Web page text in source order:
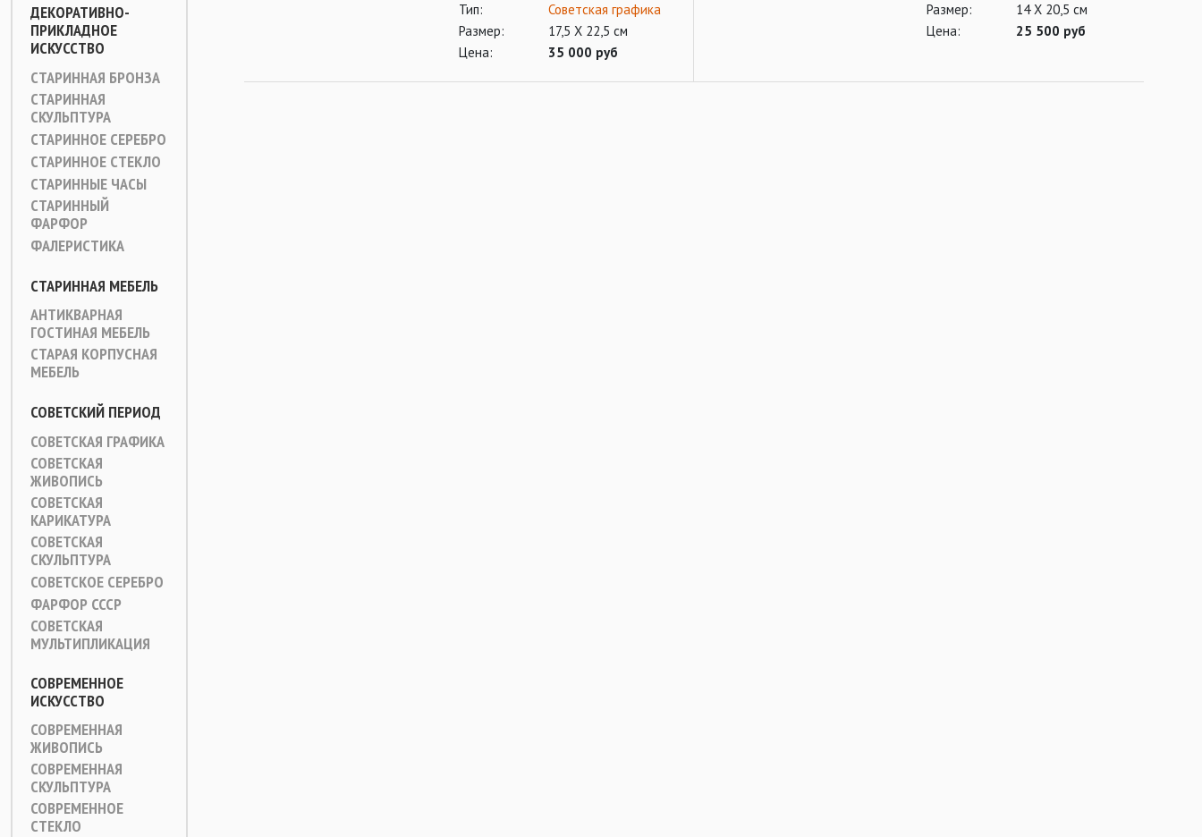
ДЕКОРАТИВНО-
ПРИКЛАДНОЕ
ИСКУССТВО
СТАРИННАЯ БРОНЗА
СТАРИННАЯ
СКУЛЬПТУРА
СТАРИННОЕ СЕРЕБРО
СТАРИННОЕ СТЕКЛО
СТАРИННЫЕ ЧАСЫ
СТАРИННЫЙ
ФАРФОР
ФАЛЕРИСТИКА
СТАРИННАЯ МЕБЕЛЬ
АНТИКВАРНАЯ
ГОСТИНАЯ МЕБЕЛЬ
СТАРАЯ КОРПУСНАЯ
МЕБЕЛЬ
СОВЕТСКИЙ ПЕРИОД
СОВЕТСКАЯ ГРАФИКА
СОВЕТСКАЯ
ЖИВОПИСЬ
СОВЕТСКАЯ
КАРИКАТУРА
СОВЕТСКАЯ
СКУЛЬПТУРА
СОВЕТСКОЕ СЕРЕБРО
ФАРФОР СССР
СОВЕТСКАЯ
МУЛЬТИПЛИКАЦИЯ
СОВРЕМЕННОЕ
ИСКУССТВО
СОВРЕМЕННАЯ
ЖИВОПИСЬ
СОВРЕМЕННАЯ
СКУЛЬПТУРА
СОВРЕМЕННОЕ
СТЕКЛО
Тип:
Советская графика
Размер:
17,5 Х 22,5 см
Цена:
35 000 руб
Размер:
14 X 20,5 см
Цена:
25 500 руб